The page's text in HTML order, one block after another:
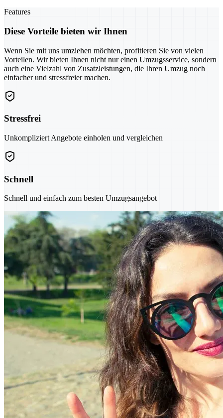
Features
Diese Vorteile bieten wir Ihnen
Wenn Sie mit uns umziehen möchten, profitieren Sie von vielen
Vorteilen. Wir bieten Ihnen nicht nur einen Umzugsservice, sondern
auch eine Vielzahl von Zusatzleistungen, die Ihren Umzug noch
einfacher und stressfreier machen.
Stressfrei
Unkompliziert Angebote einholen und vergleichen
Schnell
Schnell und einfach zum besten Umzugsangebot